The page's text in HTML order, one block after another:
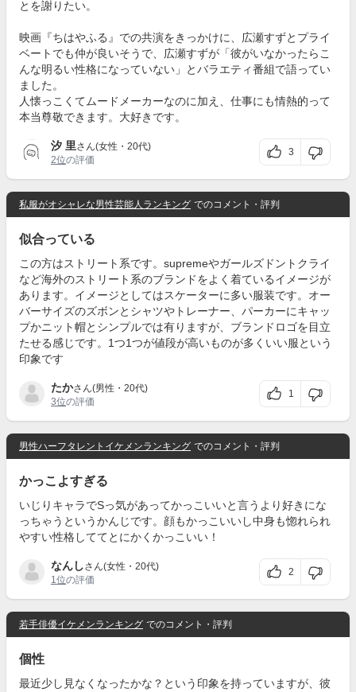
とを謝りたい。
映画『ちはやふる』での共演をきっかけに、広瀬すずとプライ
ベートでも仲が良いそうで、広瀬すずが「彼がいなかったらこ
んな明るい性格になっていない」とバラエティ番組で語ってい
ました。
人懐っこくてムードメーカーなのに加え、仕事にも情熱的って
本当尊敬できます。大好きです。
汐 里さん(女性・20代)
2位の評価
3
私服がオシャレな男性芸能人ランキング でのコメント・評判
似合っている
この方はストリート系です。supremeやガールズドントクライ
など海外のストリート系のブランドをよく着ているイメージが
あります。イメージとしてはスケーターに多い服装です。オー
バーサイズのズボンとシャツやトレーナー、パーカーにキャッ
プかニット帽とシンプルでは有りますが、ブランドロゴを目立
たせる感じです。1つ1つが値段が高いものが多くいい服という
印象です
たかさん(男性・20代)
3位の評価
1
男性ハーフタレントイケメンランキング でのコメント・評判
かっこよすぎる
いじりキャラでSっ気があってかっこいいと言うより好きにな
っちゃうというかんじです。顔もかっこいいし中身も惚れられ
やすい性格しててとにかくかっこいい！
なんしさん(女性・20代)
1位の評価
2
若手俳優イケメンランキング でのコメント・評判
個性
最近少し見なくなったかな？という印象を持っていますが、彼